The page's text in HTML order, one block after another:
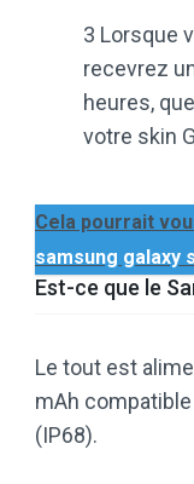
3 Lorsque
recevrez
heures,
votre skin
Cela pourrait
samsung galaxy
Est-ce que le
Le tout est
mAh
(IP68).